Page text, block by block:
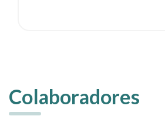
Colaboradores